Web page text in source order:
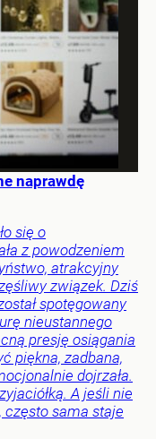
naprawdę
się o
z powodzeniem
atrakcyjny
związek. Dziś
spotęgowany
nieustannego
presję osiągania
piękna, zadbana,
dojrzała.
A jeśli nie
często sama staje